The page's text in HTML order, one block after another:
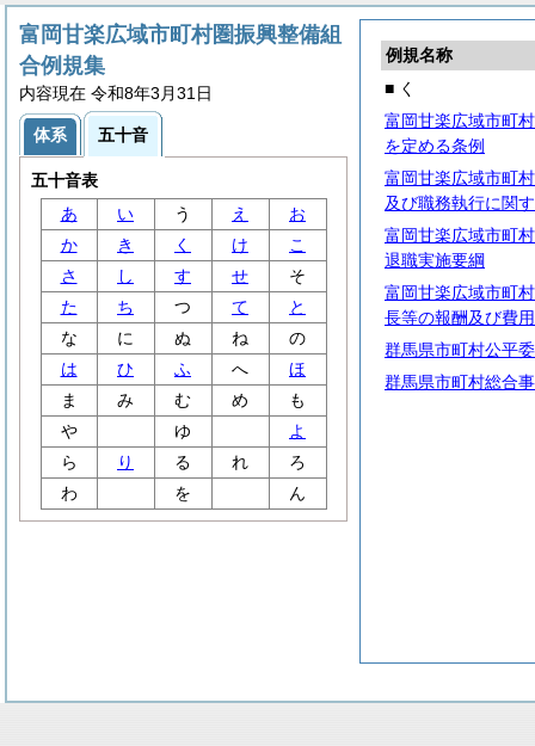
例規名称
■ く
富岡甘楽広域市町
を定める条例
富岡甘楽広域市町
及び職務執行に関
富岡甘楽広域市町
退職実施要綱
富岡甘楽広域市町
長等の報酬及び費
群馬県市町村公平
群馬県市町村総合
富岡甘楽広域市町村圏振興整備組
合例規集
内容現在 令和8年3月31日
体系 五十音
五十音表
あ
い う え
お
か
き く け
こ
さ
し す せ
そ
た
ち つ て
と
な
に ぬ ね
の
は
ひ ふ へ
ほ
ま
み む め
も
や
ゆ
よ
ら
り る れ
ろ
わ
を ん